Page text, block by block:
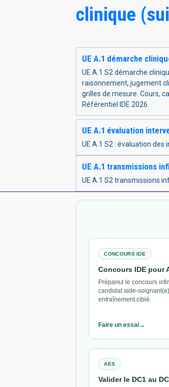
clinique
UE A.1 démarche
UE A.1 S2 démarche
raisonnement, jugement
grilles de mesure. Cours,
Référentiel IDE 2026.
UE A.1 évaluation
UE A.1 S2 : évaluation
UE A.1 transmissions
UE A.1 S2 transmissions
CONCOURS IDE
Concours IDE pour
Préparez le concours
candidat aide-
entraînement ciblé.
Faire un essai
AES
Valider le DC1 au